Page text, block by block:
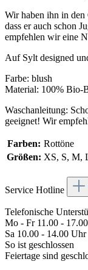
Wir haben ihn in
dass er auch schon
empfehlen wir eine
Auf Sylt designed
Farbe: blush
Material: 100% Bio-
Waschanleitung:
geeignet! Wir
Farben: Rottöne
Größen: XS, S, M,
Service Hotline
Telefonische
Mo - Fr 11.00 -
Sa 10.00 - 14.00 Uhr
So ist geschlossen
Feiertage sind